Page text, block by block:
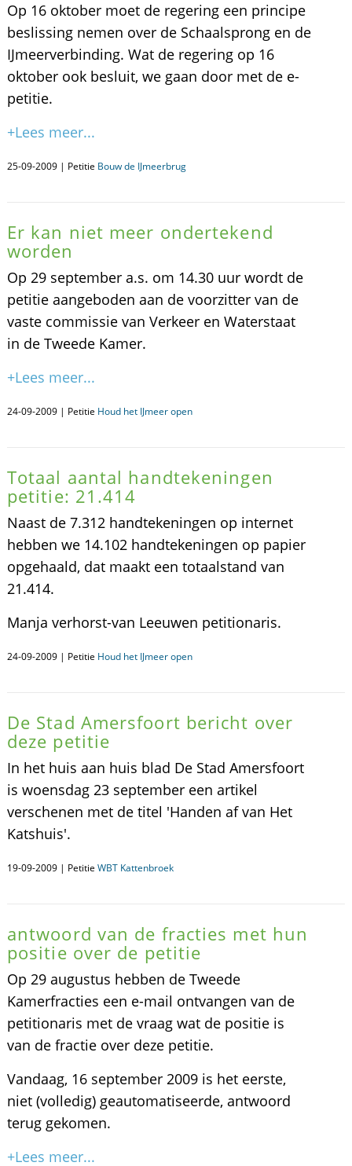
Op 16 oktober moet de regering een principe
beslissing nemen over de Schaalsprong en de
IJmeerverbinding. Wat de regering op 16
oktober ook besluit, we gaan door met de e-
petitie.
+Lees meer...
25-09-2009 | Petitie Bouw de IJmeerbrug
Er kan niet meer ondertekend
worden
Op 29 september a.s. om 14.30 uur wordt de
petitie aangeboden aan de voorzitter van de
vaste commissie van Verkeer en Waterstaat
in de Tweede Kamer.
+Lees meer...
24-09-2009 | Petitie Houd het IJmeer open
Totaal aantal handtekeningen
petitie: 21.414
Naast de 7.312 handtekeningen op internet
hebben we 14.102 handtekeningen op papier
opgehaald, dat maakt een totaalstand van
21.414.
Manja verhorst-van Leeuwen petitionaris.
24-09-2009 | Petitie Houd het IJmeer open
De Stad Amersfoort bericht over
deze petitie
In het huis aan huis blad De Stad Amersfoort
is woensdag 23 september een artikel
verschenen met de titel 'Handen af van Het
Katshuis'.
19-09-2009 | Petitie WBT Kattenbroek
antwoord van de fracties met hun
positie over de petitie
Op 29 augustus hebben de Tweede
Kamerfracties een e-mail ontvangen van de
petitionaris met de vraag wat de positie is
van de fractie over deze petitie.
Vandaag, 16 september 2009 is het eerste,
niet (volledig) geautomatiseerde, antwoord
terug gekomen.
+Lees meer...